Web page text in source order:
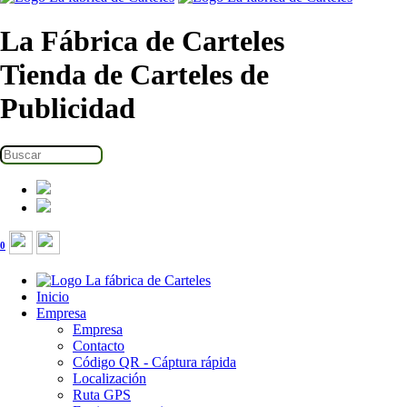
La Fábrica de Carteles
Tienda de Carteles de
Publicidad
0
Inicio
Empresa
Empresa
Contacto
Código QR - Cáptura rápida
Localización
Ruta GPS